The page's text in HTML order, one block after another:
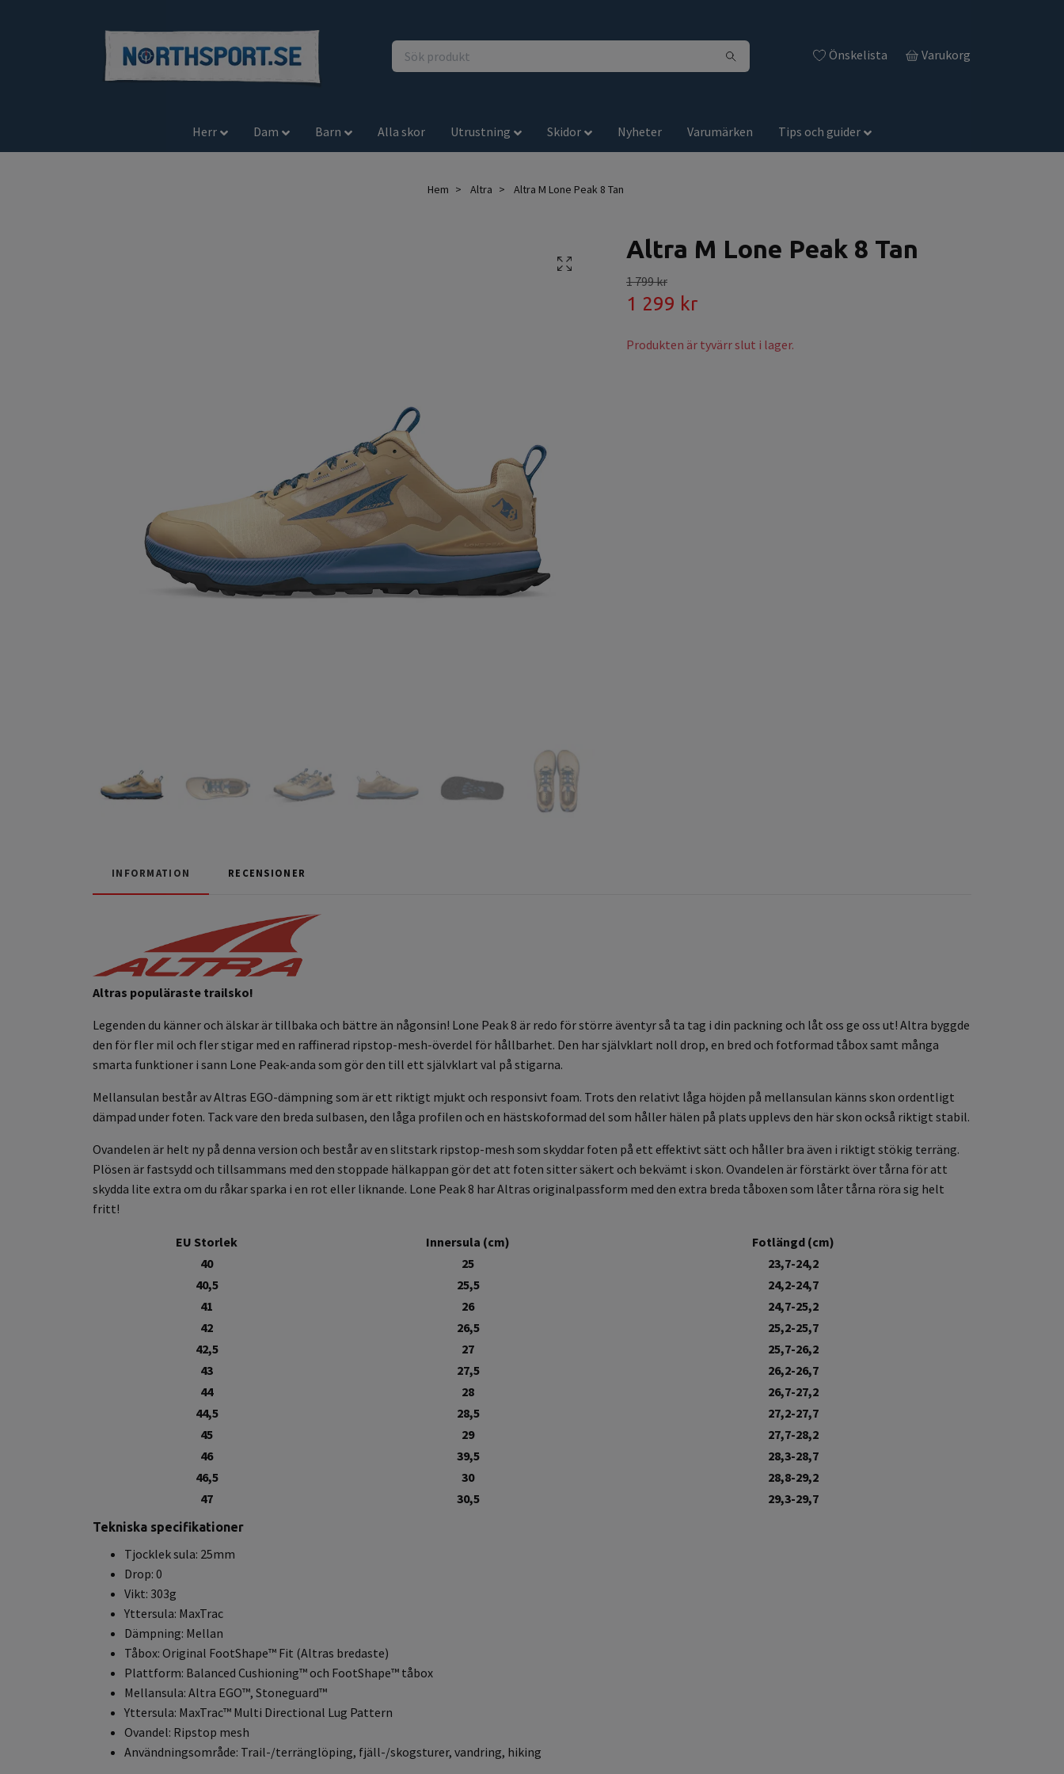
Önskelista Varukorg
Herr Dam Barn Alla skor Utrustning Skidor Nyheter Varumärken Tips och guider
Hem Altra Altra M Lone Peak 8 Tan
Altra M Lone Peak 8 Tan
1 799 kr
1 299 kr
Produkten är tyvärr slut i lager.
INFORMATION RECENSIONER
Altras populäraste trailsko!
L egenden du känner och älskar är tillbaka och bättre än någonsin! Lone Peak 8 är redo för större äventyr så ta tag i din packning och låt oss ge oss ut! Altra byggde
den för fler mil och fler stigar med en raffinerad ripstop-mesh-överdel för hållbarhet. Den har självklart noll drop, en bred och fotformad tåbox samt många
smarta funktioner i sann Lone Peak-anda som gör den till ett självklart val på stigarna.
Mellansulan består av Altras EGO-dämpning som är ett riktigt mjukt och responsivt foam. Trots den relativt låga höjden på mellansulan känns skon ordentligt
dämpad under foten. Tack vare den breda sulbasen, den låga profilen och en hästskoformad del som håller hälen på plats upplevs den här skon också riktigt stabil.
Ovandelen är helt ny på denna version och består av en slitstark ripstop-mesh som skyddar foten på ett effektivt sätt och håller bra även i riktigt stökig terräng.
Plösen är fastsydd och tillsammans med den stoppade hälkappan gör det att foten sitter säkert och bekvämt i skon. Ovandelen är förstärkt över tårna för att
skydda lite extra om du råkar sparka i en rot eller liknande. Lone Peak 8 har Altras originalpassform med den extra breda tåboxen som låter tårna röra sig helt
fritt!
EU Storlek Innersula (cm)
Fotlängd (cm)
40
25
23,7-24,2
40,5
25,5
24,2-24,7
41
26
24,7-25,2
42
26,5
25,2-25,7
42,5
27
25,7-26,2
43
27,5
26,2-26,7
44
28
26,7-27,2
44,5
28,5
27,2-27,7
45
29
27,7-28,2
46
39,5
28,3-28,7
46,5
30
28,8-29,2
47
30,5 29,3-29,7
Tekniska specifikationer
Tjocklek sula: 25mm
Drop: 0
Vikt: 303g
Yttersula: MaxTrac
Dämpning: Mellan
Tåbox: Original FootShape™ Fit (Altras bredaste)
Plattform: Balanced Cushioning™ och FootShape™ tåbox
Mellansula: Altra EGO™, Stoneguard™
Yttersula: MaxTrac™ Multi Directional Lug Pattern
Ovandel: Ripstop mesh
Användningsområde: Trail-/terränglöping, fjäll-/skogsturer, vandring, hiking